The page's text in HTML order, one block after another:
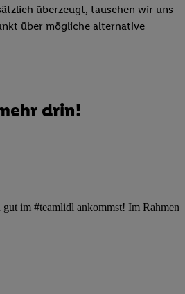
überzeugt, tauschen wir uns
über mögliche alternative
drin!
im #teamlidl ankommst! Im Rahmen